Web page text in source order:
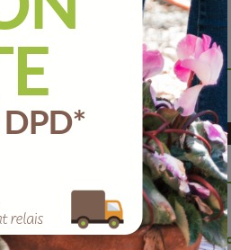
: HAMAT
:
+
+